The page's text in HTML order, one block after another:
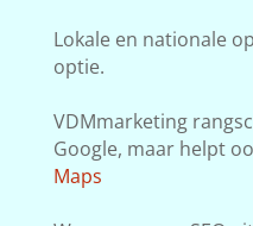
Lokale en nationale
optie.
VDMmarketing
Google, maar helpt
Maps